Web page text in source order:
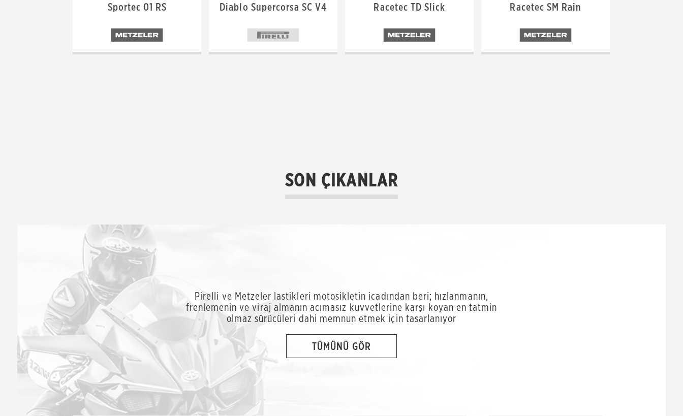
Sportec 01 RS Diablo Supercorsa SC V4 Racetec TD Slick Racetec SM Rain
SON ÇIKANLAR
Pirelli ve Metzeler lastikleri motosikletin icadından beri; hızlanmanın,
frenlemenin ve viraj almanın acımasız kuvvetlerine karşı koyan en tatmin
olmaz sürücüleri dahi memnun etmek için tasarlanıyor
TÜMÜNÜ GÖR